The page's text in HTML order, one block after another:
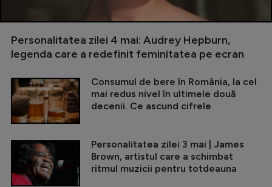
Personalitatea zilei 4 mai: Audrey Hepburn,
legenda care a redefinit feminitatea pe ecran
Consumul de bere în România, la cel
mai redus nivel în ultimele două
decenii. Ce ascund cifrele
Personalitatea zilei 3 mai | James
Brown, artistul care a schimbat
ritmul muzicii pentru totdeauna